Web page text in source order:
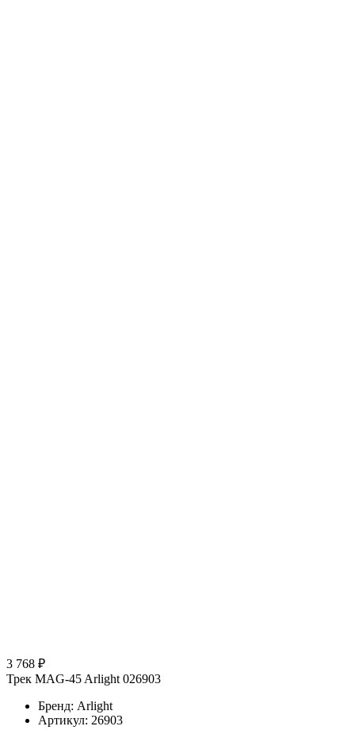
3 768 ₽
Трек MAG-45 Arlight 026903
Бренд: Arlight
Артикул: 26903